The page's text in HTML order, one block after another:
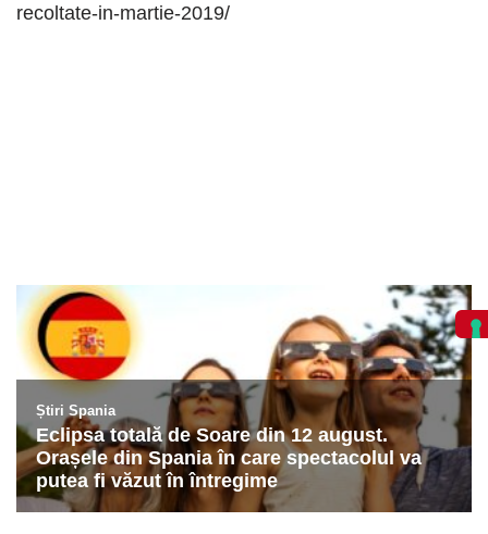
recoltate-in-martie-2019/